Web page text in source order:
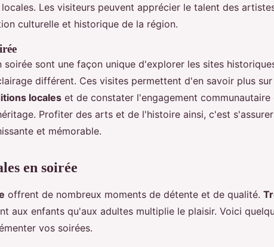
Les visiteurs peuvent apprécier le talent des
culturelle et historique de la région.
soirée sont une façon unique d'explorer les sites
différent. Ces visites permettent d'en savoir plus sur
locales et de constater l'engagement communautaire
Profiter des arts et de l'histoire ainsi, c'est
et mémorable.
en soirée
offrent de nombreux moments de détente et de qualité.
aux enfants qu'aux adultes multiplie le plaisir. Voici
vos soirées.